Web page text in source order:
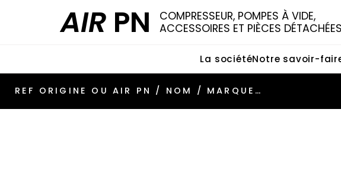
AIR PN
COMPRESSEUR, POMPES À VIDE,
ACCESSOIRES ET PIÈCES DÉTACHÉES
La sociétéNotre savoir-